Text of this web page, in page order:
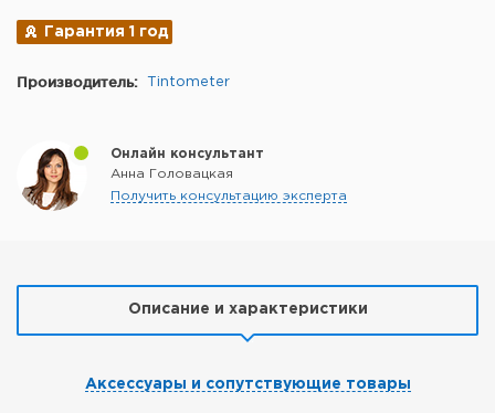
Гарантия 1 год
Производитель: Tintometer
Онлайн консультант
Анна Головацкая
Получить консультацию эксперта
Описание и характеристики
Аксессуары и сопутствующие товары